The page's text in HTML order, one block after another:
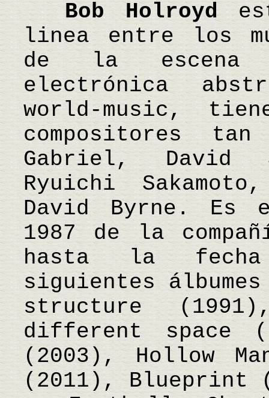
Bob Holroyd
linea entre los
de la escena
electrónica
world-music,
compositores
Gabriel, David
Ryuichi
David Byrne. Es
1987 de la
hasta la
siguientes
structure
different space
(2003), Hollow
(2011), Blueprint